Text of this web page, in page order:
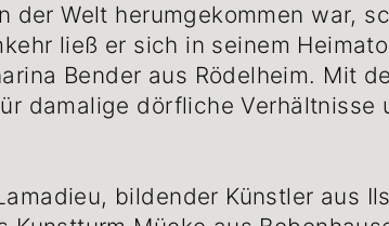
der Welt herumgekommen war,
ließ er sich in seinem
Bender aus Rödelheim. Mit
damalige dörfliche
bildender Künstler aus